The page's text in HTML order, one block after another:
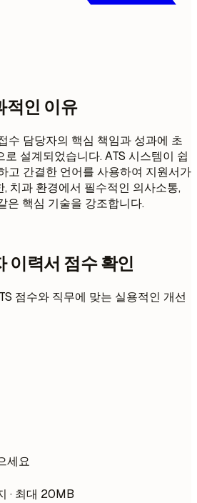
적인 이유
수 담당자의 핵심 책임과 성과에 초
설계되었습니다. ATS 시스템이 쉽
고 간결한 언어를 사용하여 지원서가
치과 환경에서 필수적인 의사소통,
은 핵심 기술을 강조합니다.
이력서 점수 확인
점수와 직무에 맞는 실용적인 개선
세요
· 최대 20MB